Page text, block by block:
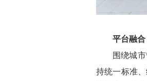
平台融
围绕城
持统一标准